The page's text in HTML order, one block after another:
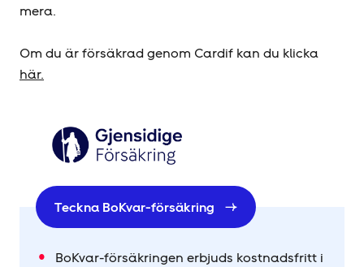
mera.
Om du är försäkrad genom Cardif kan du klicka
här.
Teckna BoKvar-försäkring
BoKvar-försäkringen erbjuds kostnadsfritt i